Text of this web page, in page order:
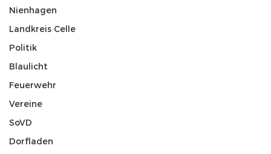
Nienhagen
Landkreis Celle
Politik
Blaulicht
Feuerwehr
Vereine
SoVD
Dorfladen